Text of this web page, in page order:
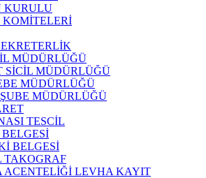
KURULU
KOMİTELERİ
MÜDÜRLÜĞÜ
SİCİL MÜDÜRLÜĞÜ
MÜDÜRLÜĞÜ
MÜDÜRLÜĞÜ
TESCİL
BELGESİ
TAKOGRAF
ACENTELİĞİ LEVHA KAYIT